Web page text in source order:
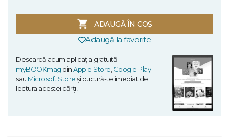
ADAUGĂ ÎN COȘ
Adaugă la favorite
Descarcă acum aplicația gratuită
myBOOKmag dinApple Store,Google Play
sau Microsoft Storeși bucură-te imediat de
lectura acestei cărți!